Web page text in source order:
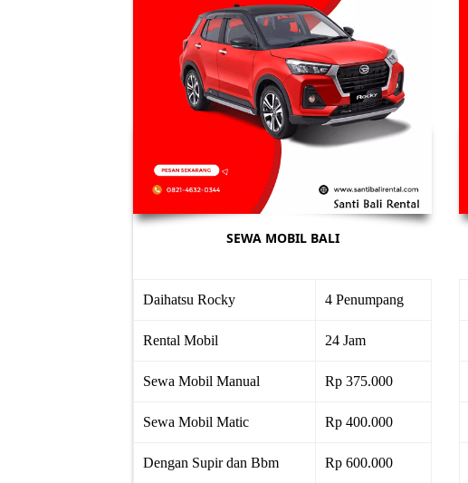
SEWA MOBIL BALI
Daihatsu Rocky 4 Penumpang
Rental Mobil 24 Jam
Sewa Mobil Manual Rp 375.000
Sewa Mobil Matic Rp 400.000
Dengan Supir dan Bbm Rp 600.000